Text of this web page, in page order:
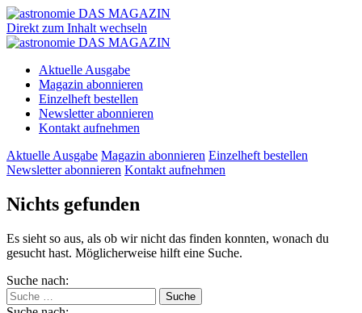
Direkt zum Inhalt wechseln
Aktuelle Ausgabe
Magazin abonnieren
Einzelheft bestellen
Newsletter abonnieren
Kontakt aufnehmen
Aktuelle Ausgabe Magazin abonnieren Einzelheft bestellen
Newsletter abonnieren Kontakt aufnehmen
Nichts gefunden
Es sieht so aus, als ob wir nicht das finden konnten, wonach du
gesucht hast. Möglicherweise hilft eine Suche.
Suche nach: